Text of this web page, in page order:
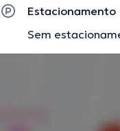
A descrição foi editada pela
Estacionamento
Sem